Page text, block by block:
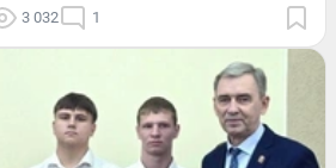
3 032 1